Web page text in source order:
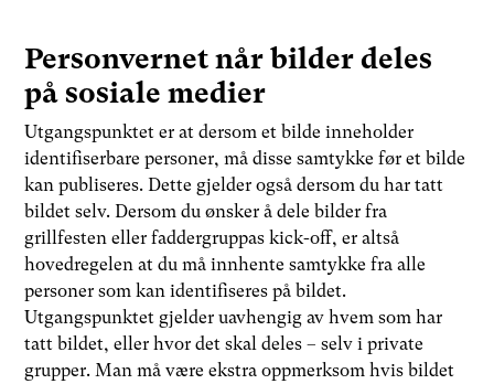
Personvernet når bilder deles
på sosiale medier
Utgangspunktet er at dersom et bilde inneholder
identifiserbare personer, må disse samtykke før et bilde
kan publiseres. Dette gjelder også dersom du har tatt
bildet selv. Dersom du ønsker å dele bilder fra
grillfesten eller faddergruppas kick-off, er altså
hovedregelen at du må innhente samtykke fra alle
personer som kan identifiseres på bildet.
Utgangspunktet gjelder uavhengig av hvem som har
tatt bildet, eller hvor det skal deles – selv i private
grupper. Man må være ekstra oppmerksom hvis bildet